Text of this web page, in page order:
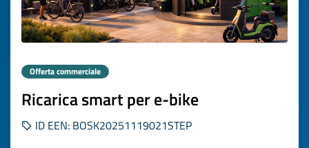
Offerta commerciale
Ricarica smart per e-bike
ID EEN: BOSK20251119021STEP